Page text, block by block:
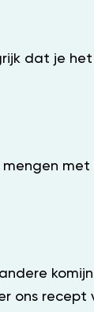
dat je
met
ons recept